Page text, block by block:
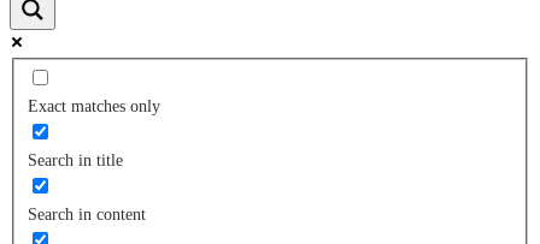
Exact matches only
Search in title
Search in content